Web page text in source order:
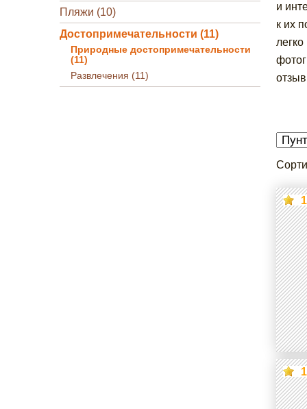
Пляжи (10)
Достопримечательности (11)
Природные достопримечательности
(11)
Развлечения (11)
и
к их